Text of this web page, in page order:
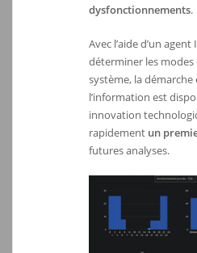
dysfonctionnements.
Avec l’aide d’un
déterminer les
système, la
l’information est
innovation
rapidement un
futures analyses.